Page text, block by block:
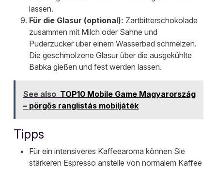
lassen.
Für die Glasur (optional): Zartbitterschokolade
zusammen mit Milch oder Sahne und
Puderzucker über einem Wasserbad schmelzen.
Die geschmolzene Glasur über die ausgekühlte
Babka gießen und fest werden lassen.
See also TOP10 Mobile Game Magyarország
– pörgős ranglistás mobiljáték
Tipps
Für ein intensiveres Kaffeearoma können Sie
stärkeren Espresso anstelle von normalem Kaffee